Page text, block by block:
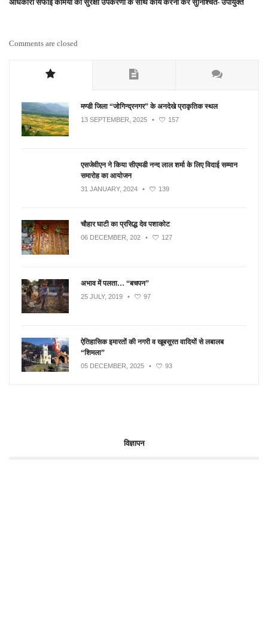
अधिकारी सफाई कर्मियों का सुरक्षा उपकरणों के साथ कार्य करना करें सुनिश्चित- उपायुक्त
Comments are closed
मण्डी जिला “जोगिन्द्रनगर” के अनदेखे प्राकृतिक स्थल
13 SEPTEMBER, 2025 • 157
एसजेवीएन ने किया सीएमडी नन्‍द लाल शर्मा के लिए विदाई सम्मान
समारोह का आयोजन
31 JANUARY, 2024 • 139
चौहार घाटी का प्रसिद्ध देव पशाकोट
06 DECEMBER, 202 • 127
अभाव में पलता… “बचपन”
25 JULY, 2019 • 97
ऐतिहासिक इमारतों की नगरी व खूबसूरत वादियों से लबालब
“शिमला”
05 DECEMBER, 2025 • 93
विज्ञापन